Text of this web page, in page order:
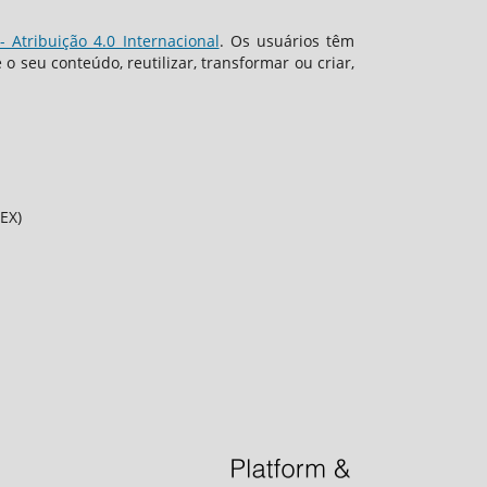
Atribuição 4.0 Internacional. Os usuários têm
seu conteúdo, reutilizar, transformar ou criar,